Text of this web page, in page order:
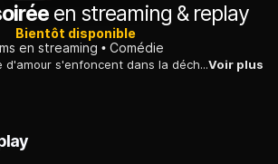
en streaming & replay
Bientôt disponible
en streaming
Comédie
Deux êtres en quête d'amour s'enfoncent dans la déchéance et la fausseté, entraînés par un troisième larron dans une série de cambriolages et d'embrouilles.Voir plus